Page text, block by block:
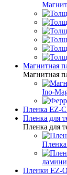
Магнитная
Магнитная
Ino-
Пленка EZ-
Пленка для
Пленка для
Пленка
Пленки EZ-